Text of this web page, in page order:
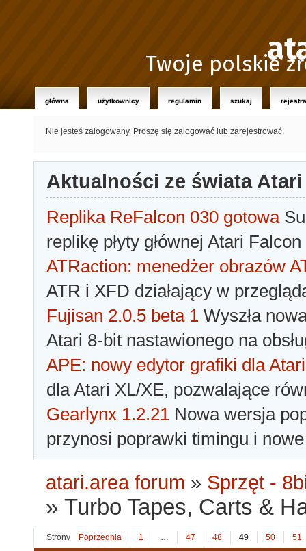
Twoje polskie
główna użytkownicy regulamin szukaj
Nie jesteś zalogowany. Proszę się zalogować lub zarejestrować.
Aktualności ze świata Atari
Replika ReFalcon 030 gotowa
replikę płyty głównej Atari
ATRaction: menedżer obrazów
ATR i XFD działający w
Fujisan 2.0.5 beta 1 Wyszła
Atari 8-bit nastawionego na
APE: nowy edytor grafiki dla Atari
dla Atari XL/XE, pozwalające
Gearlynx 1.2.21 Nowa wersja
przynosi poprawki timingu i
atari.area forum » Sprzęt -
»Turbo Tapes, Carts &
Strony Poprzednia 1 … 47 48 49 50 51